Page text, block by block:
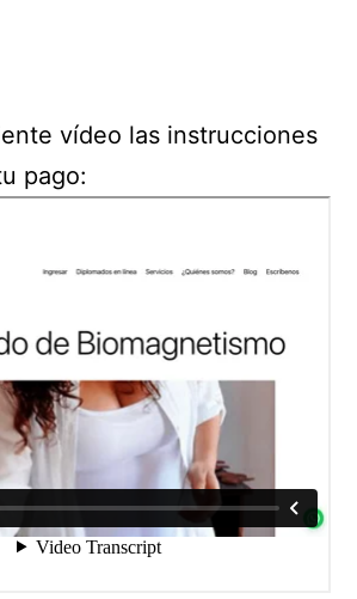
vídeo las instrucciones
pago: